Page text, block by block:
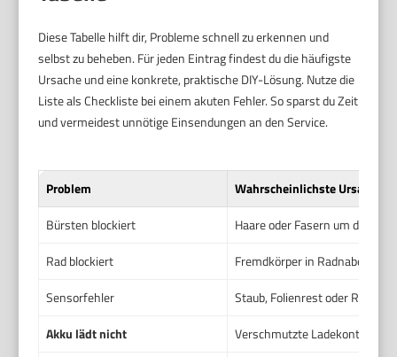
Diese Tabelle hilft dir, Probleme schnell zu erkennen und
selbst zu beheben. Für jeden Eintrag findest du die häufigste
Ursache und eine konkrete, praktische DIY-Lösung. Nutze die
Liste als Checkliste bei einem akuten Fehler. So sparst du Zeit
und vermeidest unnötige Einsendungen an den Service.
Problem
Wahrscheinlichste Ursache
Bürsten blockiert
Haare oder Fasern um die
Rad blockiert
Fremdkörper in Radnabe oder
Sensorfehler
Staub, Folienrest oder
Akku lädt nicht
Verschmutzte Ladekontakte,